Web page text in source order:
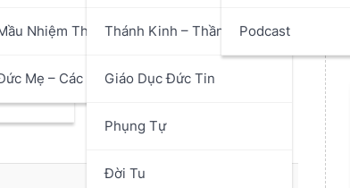
Nhiệm Thánh Giá
Mẹ – Các Thánh
Thánh Kinh – Thần Học
Giáo Dục Đức Tin
Phụng Tự
Đời Tu
Podcast
Chí Linh
Mến Thánh Giá